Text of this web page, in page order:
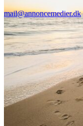
mail@annoncemedier.dk